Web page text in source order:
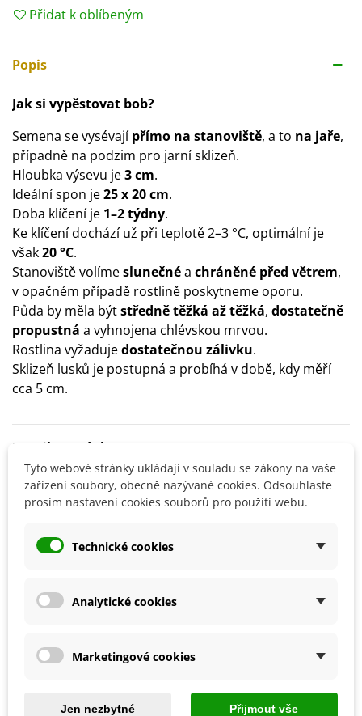
Přidat k oblíbeným
Popis
Jak si vypěstovat bob?
Semena se vysévajípřímo na stanoviště, a to na jaře,
případně na podzim pro jarní sklizeň.
Hloubka výsevu je3 cm.
Ideální spon je25 x 20 cm.
Doba klíčení je 1–2 týdny.
Ke klíčení dochází už při teplotě 2–3 °C, optimální je
však20 °C.
Stanoviště volímeslunečnéa chráněné před větrem,
v opačném případě rostlině poskytneme oporu.
Půda by měla býtstředně těžká až těžká, dostatečně
propustná a vyhnojena chlévskou mrvou.
Rostlina vyžadujedostatečnou zálivku.
Sklizeň lusků je postupná a probíhá v době, kdy měří
cca 5 cm.
Detaily produktu
SOUVISEJÍCÍ PRODUKTY
Tyto webové stránky ukládají v souladu se zákony na vaše
zařízení soubory, obecně nazývané cookies. Odsouhlaste
prosím nastavení cookies souborů pro použití webu.
Technické cookies
Analytické cookies
Marketingové cookies
Jen nezbytné Přijmout vše